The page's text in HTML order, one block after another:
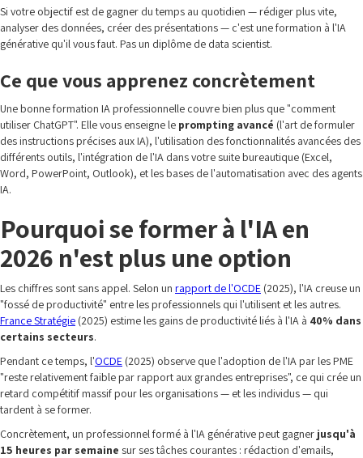
Si votre objectif est de gagner du temps au quotidien — rédiger plus vite,
analyser des données, créer des présentations — c'est une formation à l'IA
générative qu'il vous faut. Pas un diplôme de data scientist.
Ce que vous apprenez concrètement
Une bonne formation IA professionnelle couvre bien plus que "comment
utiliser ChatGPT". Elle vous enseigne le prompting avancé (l'art de formuler
des instructions précises aux IA), l'utilisation des fonctionnalités avancées des
différents outils, l'intégration de l'IA dans votre suite bureautique (Excel,
Word, PowerPoint, Outlook), et les bases de l'automatisation avec des agents
IA.
Pourquoi se former à l'IA en
2026 n'est plus une option
Les chiffres sont sans appel. Selon un rapport de l'OCDE (2025), l'IA creuse un
"fossé de productivité" entre les professionnels qui l'utilisent et les autres.
France Stratégie (2025) estime les gains de productivité liés à l'IA à 40% dans
certains secteurs.
Pendant ce temps, l'OCDE (2025) observe que l'adoption de l'IA par les PME
"reste relativement faible par rapport aux grandes entreprises", ce qui crée un
retard compétitif massif pour les organisations — et les individus — qui
tardent à se former.
Concrètement, un professionnel formé à l'IA générative peut gagner jusqu'à
15 heures par semaine sur ses tâches courantes : rédaction d'emails,